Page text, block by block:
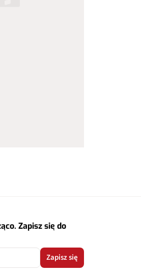
Zapisz się do
Zapisz się